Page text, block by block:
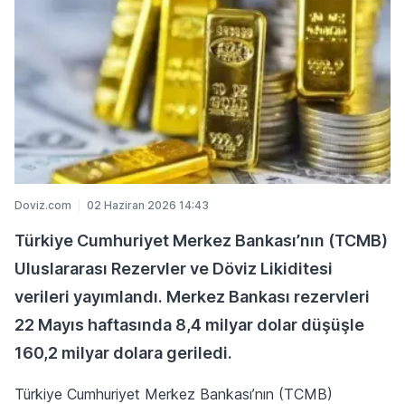
Doviz.com 02 Haziran 2026 14:43
Türkiye Cumhuriyet Merkez Bankası’nın (TCMB)
Uluslararası Rezervler ve Döviz Likiditesi
verileri yayımlandı. Merkez Bankası rezervleri
22 Mayıs haftasında 8,4 milyar dolar düşüşle
160,2 milyar dolara geriledi.
Türkiye Cumhuriyet Merkez Bankası’nın (TCMB)